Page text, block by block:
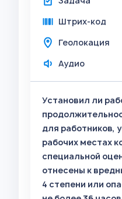
Штрих-код
Геолокация
Аудио
Установил ли
для работников,
рабочих местах
специальной
отнесены к
4 степени или